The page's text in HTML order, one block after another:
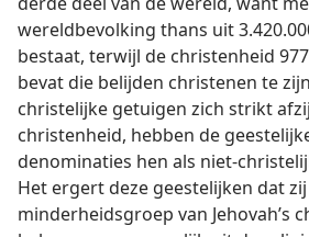
wereldbevolking thans uit
bestaat, terwijl de christenheid
bevat die belijden christenen te
christelijke getuigen zich strikt
christenheid, hebben de
denominaties hen als niet-
Het ergert deze geestelijken dat
minderheidsgroep van Jehovah’s